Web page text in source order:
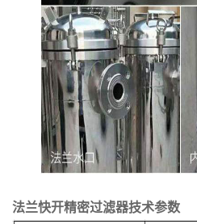
法兰快开精密过滤器技术参数